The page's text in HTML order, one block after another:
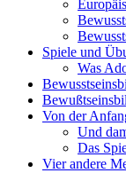
Spiele und
Was
Von der
Und
Das
Vier andere